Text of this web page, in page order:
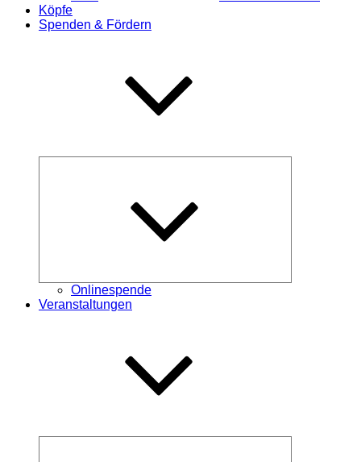
Köpfe
Spenden & Fördern
Onlinespende
Veranstaltungen